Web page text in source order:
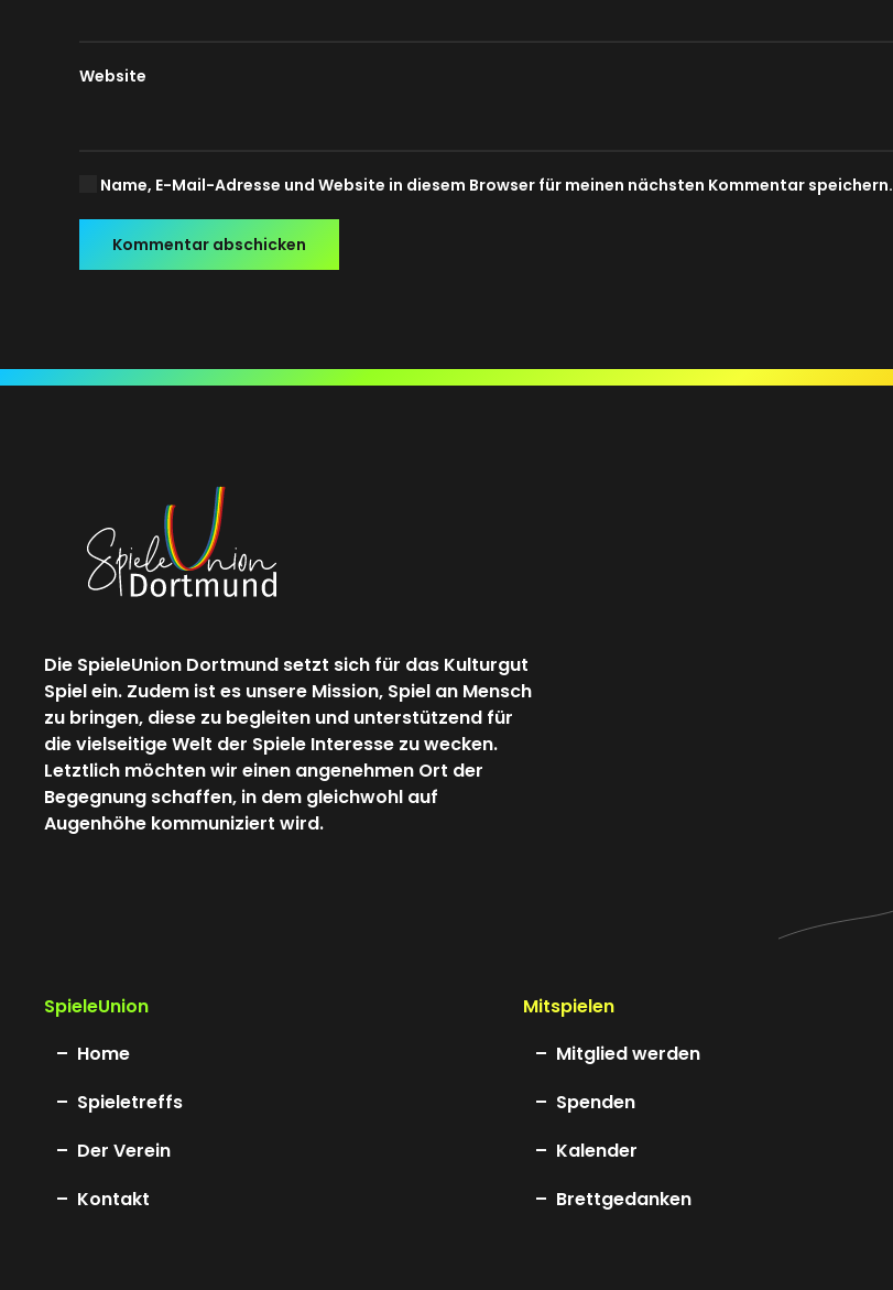
Website
Name, E-Mail-Adresse und Website in diesem Browser für meinen nächsten Kommentar speichern.
Kommentar abschicken
Die SpieleUnion Dortmund setzt sich für das Kulturgut
Spiel ein. Zudem ist es unsere Mission, Spiel an Mensch
zu bringen, diese zu begleiten und unterstützend für
die vielseitige Welt der Spiele Interesse zu wecken.
Letztlich möchten wir einen angenehmen Ort der
Begegnung schaffen, in dem gleichwohl auf
Augenhöhe kommuniziert wird.
SpieleUnion
Home
Spieletreffs
Der Verein
Kontakt
Mitspielen
Mitglied werden
Spenden
Kalender
Brettgedanken